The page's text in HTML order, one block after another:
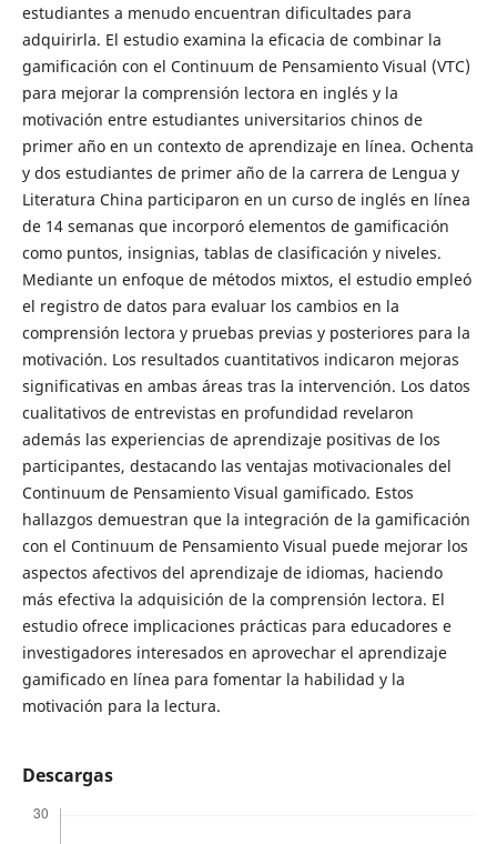
estudiantes a menudo encuentran dificultades para
adquirirla. El estudio examina la eficacia de combinar la
gamificación con el Continuum de Pensamiento Visual (VTC)
para mejorar la comprensión lectora en inglés y la
motivación entre estudiantes universitarios chinos de
primer año en un contexto de aprendizaje en línea. Ochenta
y dos estudiantes de primer año de la carrera de Lengua y
Literatura China participaron en un curso de inglés en línea
de 14 semanas que incorporó elementos de gamificación
como puntos, insignias, tablas de clasificación y niveles.
Mediante un enfoque de métodos mixtos, el estudio empleó
el registro de datos para evaluar los cambios en la
comprensión lectora y pruebas previas y posteriores para la
motivación. Los resultados cuantitativos indicaron mejoras
significativas en ambas áreas tras la intervención. Los datos
cualitativos de entrevistas en profundidad revelaron
además las experiencias de aprendizaje positivas de los
participantes, destacando las ventajas motivacionales del
Continuum de Pensamiento Visual gamificado. Estos
hallazgos demuestran que la integración de la gamificación
con el Continuum de Pensamiento Visual puede mejorar los
aspectos afectivos del aprendizaje de idiomas, haciendo
más efectiva la adquisición de la comprensión lectora. El
estudio ofrece implicaciones prácticas para educadores e
investigadores interesados ​​en aprovechar el aprendizaje
gamificado en línea para fomentar la habilidad y la
motivación para la lectura.
Descargas